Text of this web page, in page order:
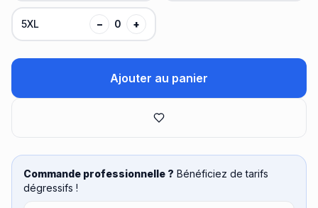
5XL − 0 +
Ajouter au panier
Commande professionnelle ? Bénéficiez de tarifs
dégressifs !